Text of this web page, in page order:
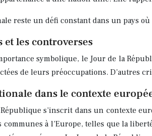
reste un défi constant dans un pays
et les controverses
symbolique, le Jour de la
de leurs préoccupations. D’autres
dans le contexte
s’inscrit dans un contexte
à l’Europe, telles que la